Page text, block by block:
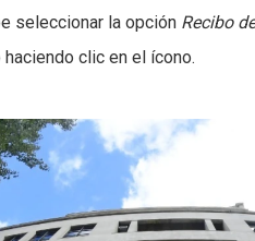
seleccionar la opción Recibo
clic en el ícono.